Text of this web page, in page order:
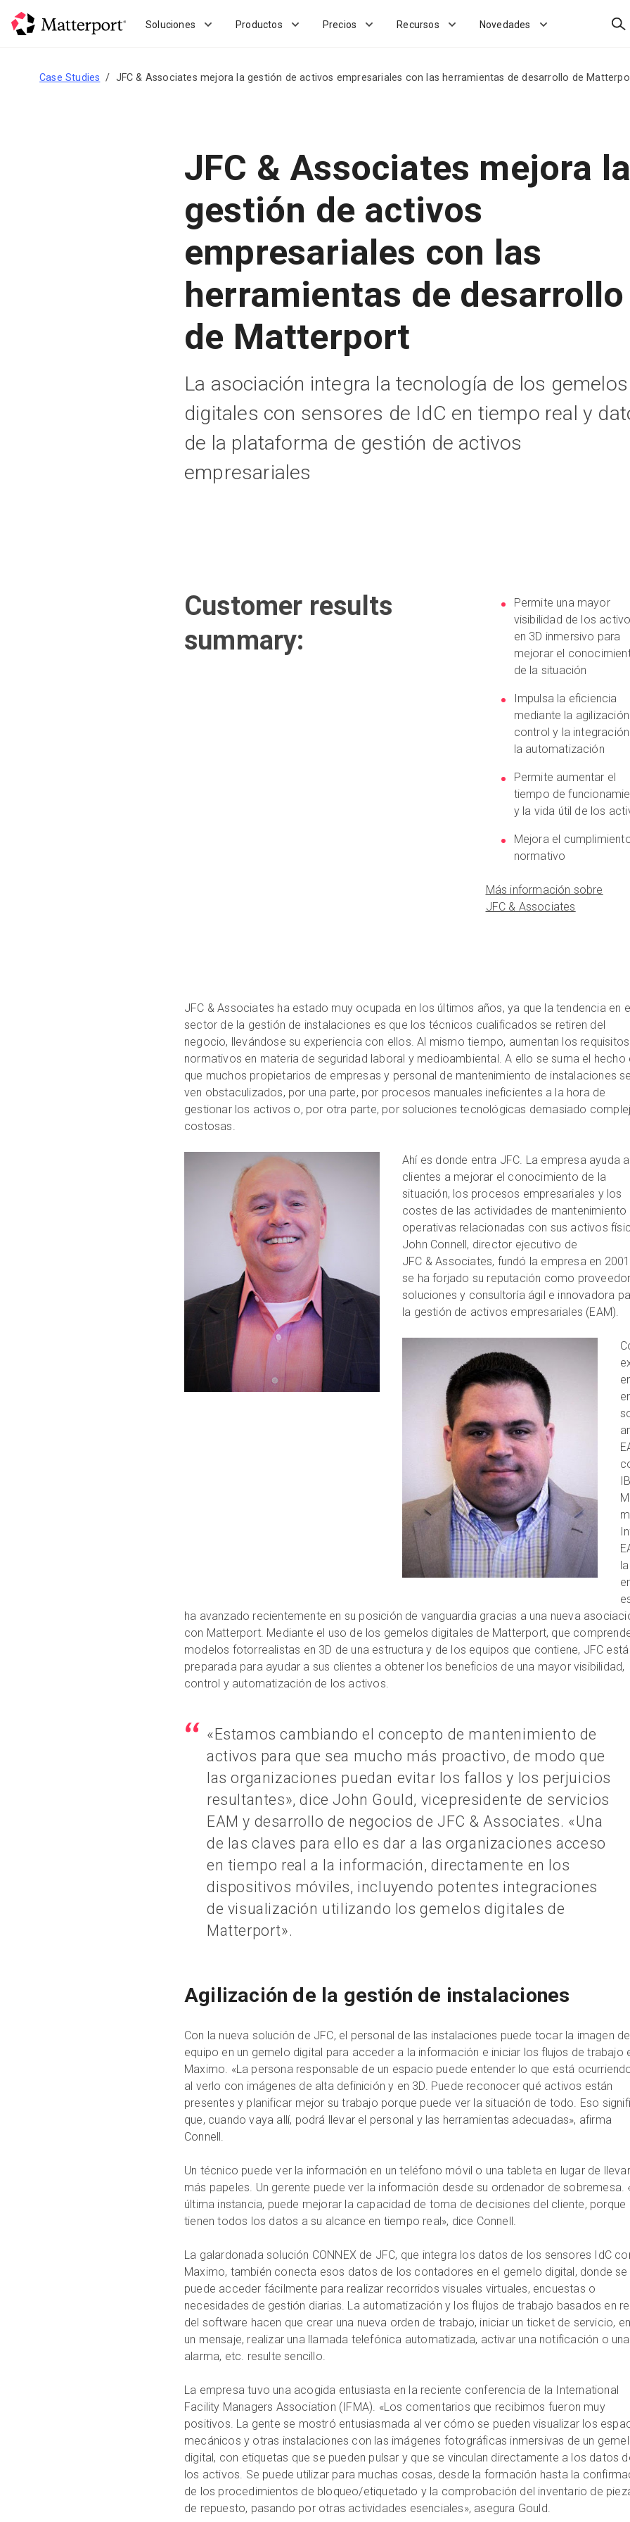
Soluciones Productos Precios Recursos Novedades
Case Studies JFC & Associates mejora la gestión de activos empresariales con las herramientas de desarrollo de
JFC & Associates mejora la
gestión de activos
empresariales con las
herramientas de desarrollo
de Matterport
La asociación integra la tecnología de los gemelos
digitales con sensores de IdC en tiempo real y
de la plataforma de gestión de activos
empresariales
Customer results
summary:
Permite una mayor
visibilidad de los
en 3D inmersivo para
mejorar el
de la situación
Impulsa la eficiencia
mediante la
control y la
la automatización
Permite aumentar el
tiempo de
y la vida útil de los
Mejora el
normativo
Más información sobre
JFC & Associates
JFC & Associates ha estado muy ocupada en los últimos años, ya que la tendencia en
sector de la gestión de instalaciones es que los técnicos cualificados se retiren del
negocio, llevándose su experiencia con ellos. Al mismo tiempo, aumentan los requisitos
normativos en materia de seguridad laboral y medioambiental. A ello se suma el hecho
que muchos propietarios de empresas y personal de mantenimiento de instalaciones se
ven obstaculizados, por una parte, por procesos manuales ineficientes a la hora de
gestionar los activos o, por otra parte, por soluciones tecnológicas demasiado
costosas.
Ahí es donde entra JFC. La empresa ayuda
clientes a mejorar el conocimiento de la
situación, los procesos empresariales y los
costes de las actividades de mantenimiento
operativas relacionadas con sus activos
John Connell, director ejecutivo de
JFC & Associates, fundó la empresa en
se ha forjado su reputación como
soluciones y consultoría ágil e innovadora
la gestión de activos empresariales (EAM).
la
ha avanzado recientemente en su posición de vanguardia gracias a una nueva
con Matterport. Mediante el uso de los gemelos digitales de Matterport, que
modelos fotorrealistas en 3D de una estructura y de los equipos que contiene, JFC está
preparada para ayudar a sus clientes a obtener los beneficios de una mayor visibilidad,
control y automatización de los activos.
«Estamos cambiando el concepto de mantenimiento de
activos para que sea mucho más proactivo, de modo que
las organizaciones puedan evitar los fallos y los perjuicios
resultantes», dice John Gould, vicepresidente de servicios
EAM y desarrollo de negocios de JFC & Associates. «Una
de las claves para ello es dar a las organizaciones acceso
en tiempo real a la información, directamente en los
dispositivos móviles, incluyendo potentes integraciones
de visualización utilizando los gemelos digitales de
Matterport».
Agilización de la gestión de instalaciones
Con la nueva solución de JFC, el personal de las instalaciones puede tocar la imagen
equipo en un gemelo digital para acceder a la información e iniciar los flujos de trabajo
Maximo. «La persona responsable de un espacio puede entender lo que está
al verlo con imágenes de alta definición y en 3D. Puede reconocer qué activos están
presentes y planificar mejor su trabajo porque puede ver la situación de todo. Eso
que, cuando vaya allí, podrá llevar el personal y las herramientas adecuadas», afirma
Connell.
Un técnico puede ver la información en un teléfono móvil o una tableta en lugar de
más papeles. Un gerente puede ver la información desde su ordenador de sobremesa.
última instancia, puede mejorar la capacidad de toma de decisiones del cliente, porque
tienen todos los datos a su alcance en tiempo real», dice Connell.
La galardonada solución CONNEX de JFC, que integra los datos de los sensores IdC
Maximo, también conecta esos datos de los contadores en el gemelo digital, donde se
puede acceder fácilmente para realizar recorridos visuales virtuales, encuestas o
necesidades de gestión diarias. La automatización y los flujos de trabajo basados en
del software hacen que crear una nueva orden de trabajo, iniciar un ticket de servicio,
un mensaje, realizar una llamada telefónica automatizada, activar una notificación o una
alarma, etc. resulte sencillo.
La empresa tuvo una acogida entusiasta en la reciente conferencia de la International
Facility Managers Association (IFMA). «Los comentarios que recibimos fueron muy
positivos. La gente se mostró entusiasmada al ver cómo se pueden visualizar los
mecánicos y otras instalaciones con las imágenes fotográficas inmersivas de un
digital, con etiquetas que se pueden pulsar y que se vinculan directamente a los datos
los activos. Se puede utilizar para muchas cosas, desde la formación hasta la
de los procedimientos de bloqueo/etiquetado y la comprobación del inventario de
de repuesto, pasando por otras actividades esenciales», asegura Gould.